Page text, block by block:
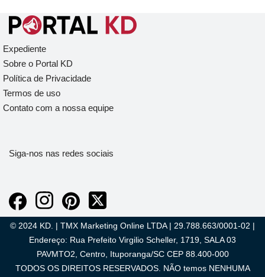
Expediente
Sobre o Portal KD
Política de Privacidade
Termos de uso
Contato com a nossa equipe
Siga-nos nas redes sociais
© 2024 KD. | TMX Marketing Online LTDA | 29.788.663/0001-02 |
Endereço: Rua Prefeito Virgilio Scheller, 1719, SALA 03
PAVMTO2, Centro, Ituporanga/SC CEP 88.400-000
TODOS OS DIREITOS RESERVADOS. NÃO temos NENHUMA